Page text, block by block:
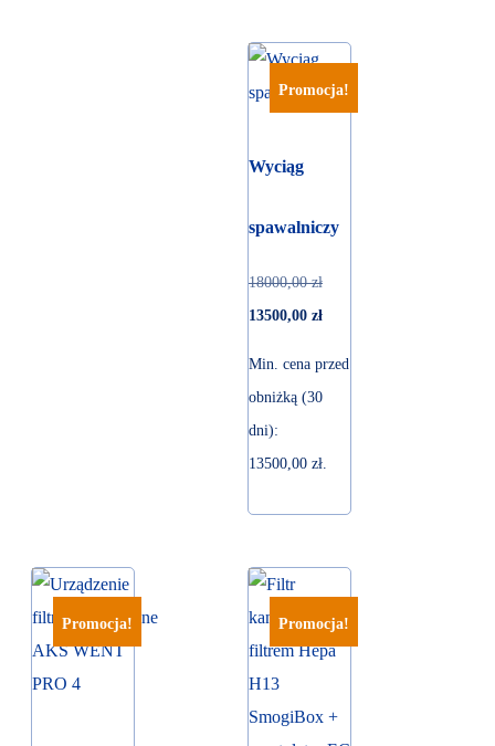
Promocja!
Wyciąg
spawalniczy
18000,00zł
13500,00 zł
Min. cena przed
obniżką (30
dni):
13500,00 zł
Promocja! Promocja!